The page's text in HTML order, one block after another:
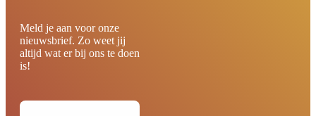
Meld je aan voor onze
nieuwsbrief. Zo weet jij
altijd wat er bij ons te doen
is!